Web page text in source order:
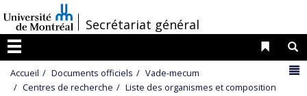
au
contenu
/
Secrétariat général
Menu
Liens
Accueil Documents officiels
Vade-mecum
Centres de recherche
Liste des organismes et composition